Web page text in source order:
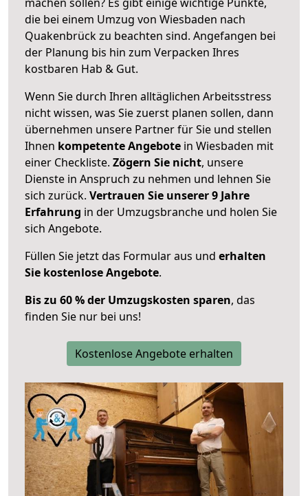
die bei einem Umzug von Wiesbaden nach
Quakenbrück zu beachten sind. Angefangen bei
der Planung bis hin zum Verpacken Ihres
kostbaren Hab & Gut.
Wenn Sie durch Ihren alltäglichen Arbeitsstress
nicht wissen, was Sie zuerst planen sollen, dann
übernehmen unsere Partner für Sie und stellen
Ihnen kompetente Angebote in Wiesbaden mit
einer Checkliste. Zögern Sie nicht, unsere
Dienste in Anspruch zu nehmen und lehnen Sie
sich zurück. Vertrauen Sie unserer 9 Jahre
Erfahrung in der Umzugsbranche und holen Sie
sich Angebote.
Füllen Sie jetzt das Formular aus und erhalten
Sie kostenlose Angebote.
Bis zu 60 % der Umzugskosten sparen, das
finden Sie nur bei uns!
Kostenlose Angebote erhalten